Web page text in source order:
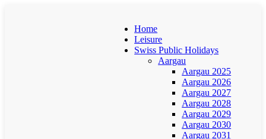
Home
Leisure
Swiss Public Holidays
Aargau
Aargau 2025
Aargau 2026
Aargau 2027
Aargau 2028
Aargau 2029
Aargau 2030
Aargau 2031